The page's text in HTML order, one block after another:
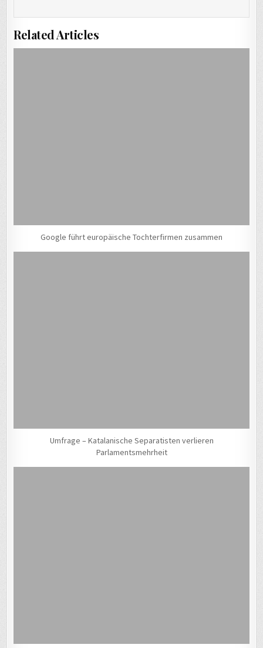
Related Articles
Google führt europäische Tochterfirmen zusammen
Umfrage – Katalanische Separatisten verlieren
Parlamentsmehrheit